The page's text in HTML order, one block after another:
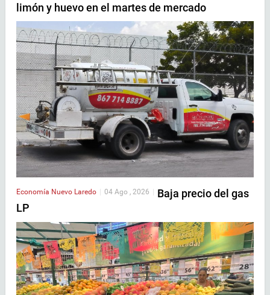
limón y huevo en el martes de mercado
Economía Nuevo Laredo 04 Ago , 2026
Baja precio del gas
LP